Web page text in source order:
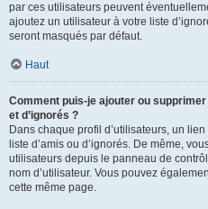
par ces utilisateurs peuvent
ajoutez un utilisateur à votre liste
seront masqués par défaut.
Haut
Comment puis-je ajouter ou
et d’ignorés ?
Dans chaque profil d’utilisateurs, un
liste d’amis ou d’ignorés. De même,
utilisateurs depuis le panneau de
nom d’utilisateur. Vous pouvez
cette même page.